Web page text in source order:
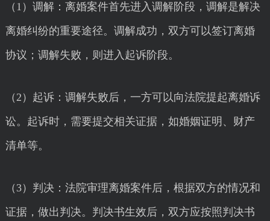
（1）调解：离婚案件首先进入调解阶段，调解是解决
离婚纠纷的重要途径。调解成功，双方可以签订离婚
协议；调解失败，则进入起诉阶段。
（2）起诉：调解失败后，一方可以向法院提起离婚诉
讼。起诉时，需要提交相关证据，如婚姻证明、财产
清单等。
（3）判决：法院审理离婚案件后，根据双方的情况和
证据，做出判决。判决书生效后，双方应按照判决书